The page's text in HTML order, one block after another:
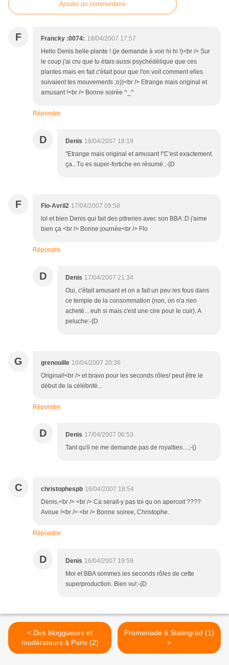
Ajouter un commentaire
F Francky :0074: 18/04/2007 17:57
Hello Denis belle plante ! (je demande à voir hi hi !)<br /> Sur
le coup j'ai cru que tu étais aussi psychédélique que ces
plantes mais en fait c'était pour que l'on voit comment elles
suivaient tes mouvements ;o))<br /> Etrange mais original et
amusant !<br /> Bonne soirée ^_^
Répondre
D Denis 18/04/2007 18:19
"Etrange mais original et amusant !"C'est exactement
ça...Tu es super-fortiche en résumé.:-{D
F Flo-Avril2 17/04/2007 09:58
lol et bien Denis qui fait des pitreries avec son BBA :D j'aime
bien ça <br /> Bonne journée<br /> Flo
Répondre
D Denis 17/04/2007 21:34
Oui, c'était amusant et on a fait un peu les fous dans
ce temple de la consommation (non, on n'a rien
acheté... euh si mais c'est une cire pour le cuir). A
peluche:-{D
G grenouille 16/04/2007 20:36
Original!<br /> et bravo pour les seconds rôles! peut être le
début de la célébrité...
Répondre
D Denis 17/04/2007 06:53
Tant qu'il ne me demande pas de royalties....;-{)
C christophespb 16/04/2007 18:54
Denis,<br /> <br /> Ca serait-y pas toi qu on apercoit ????
Avoue !<br /> <br /> Bonne soiree, Christophe.
Répondre
D Denis 16/04/2007 19:59
Moi et BBA sommes les seconds rôles de cette
superproduction. Bien vu!:-{D
< Des bloggueurs et
modérateurs à Paris (2)
Promenade à Stalingrad (1)
>